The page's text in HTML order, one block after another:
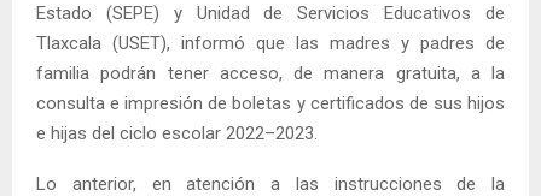
Estado (SEPE) y Unidad de Servicios Educativos de
Tlaxcala (USET), informó que las madres y padres de
familia podrán tener acceso, de manera gratuita, a la
consulta e impresión de boletas y certificados de sus hijos
e hijas del ciclo escolar 2022–2023.
Lo anterior, en atención a las instrucciones de la